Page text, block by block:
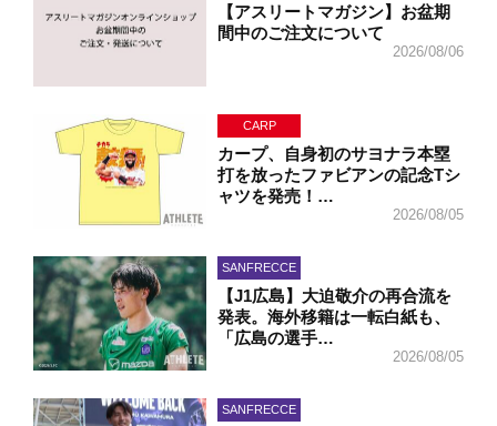
【アスリートマガジン】お盆期
間中のご注文について
2026/08/06
CARP
カープ、自身初のサヨナラ本塁
打を放ったファビアンの記念Tシ
ャツを発売！…
2026/08/05
SANFRECCE
【J1広島】大迫敬介の再合流を
発表。海外移籍は一転白紙も、
「広島の選手…
2026/08/05
SANFRECCE